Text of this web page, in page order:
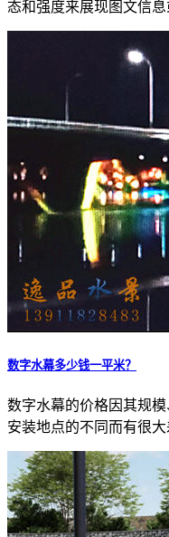
态和强度来展现图文信息
数字水幕多少钱一平米？
数字水幕的价格因其规
安装地点的不同而有很大